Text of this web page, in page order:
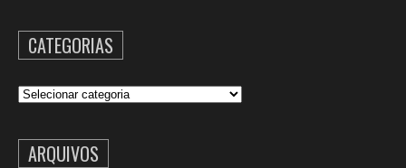
CATEGORIAS
Categorias
ARQUIVOS